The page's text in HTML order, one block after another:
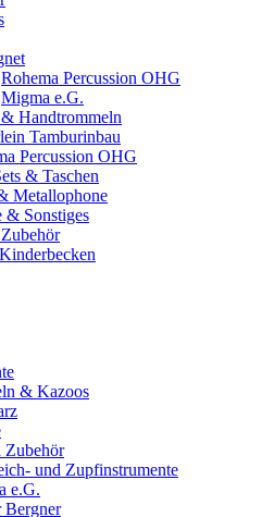
Rohema Percussion OHG
Migma e.G.
Handtrommeln
Tamburinbau
Percussion OHG
& Taschen
Metallophone
& Sonstiges
& Kazoos
Zubehör
und Zupfinstrumente
e.G.
Bergner